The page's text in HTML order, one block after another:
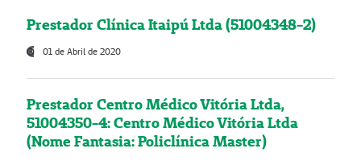
Prestador Clínica Itaipú Ltda (51004348-2)
01 de Abril de 2020
Prestador Centro Médico Vitória Ltda,
51004350-4: Centro Médico Vitória Ltda
(Nome Fantasia: Policlínica Master)